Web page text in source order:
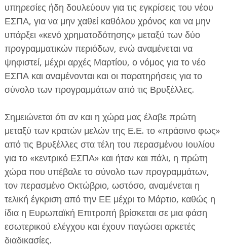
ΠΛΗΡΟΦΟΡΙΕΣ
υπηρεσίες ήδη δουλεύουν για τις εγκρίσεις του νέου
ΕΣΠΑ, για να μην χαθεί καθόλου χρόνος και να μην
υπάρξει «κενό χρηματοδότησης» μεταξύ των δύο
προγραμματικών περιόδων, ενώ αναμένεται να
ψηφιστεί, μέχρι αρχές Μαρτίου, ο νόμος για το νέο
ΕΣΠΑ και αναμένονται και οι παρατηρήσεις για το
σύνολο των προγραμμάτων από τις Βρυξέλλες.
Σημειώνεται ότι αν και η χώρα μας έλαβε πρώτη
μεταξύ των κρατών μελών της Ε.Ε. το «πράσινο φως»
από τις Βρυξέλλες στα τέλη του περασμένου Ιουλίου
για το «κεντρικό ΕΣΠΑ» και ήταν και πάλι, η πρώτη
χώρα που υπέβαλε το σύνολο των προγραμμάτων,
τον περασμένο Οκτώβριο, ωστόσο, αναμένεται η
τελική έγκριση από την ΕΕ μέχρι το Μάρτιο, καθώς η
ίδια η Ευρωπαϊκή Επιτροπή βρίσκεται σε μια φάση
εσωτερικού ελέγχου και έχουν παγώσει αρκετές
διαδικασίες.